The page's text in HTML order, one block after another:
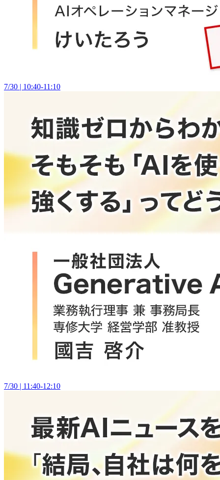
7/30 | 10:40-11:10
7/30 | 11:40-12:10